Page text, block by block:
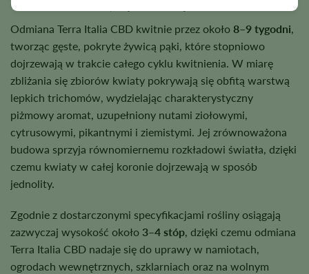
Okres kwitnienia, wysokość i plon
Odmiana Terra Italia CBD kwitnie przez około 8–9 tygodni
tworząc gęste, pokryte żywicą pąki, które stopniowo
dojrzewają w trakcie całego cyklu kwitnienia. W miarę
zbliżania się zbiorów kwiaty pokrywają się obfitą warstwą
lepkich trichomów, wydzielając charakterystyczny
piżmowy aromat, uzupełniony nutami ziołowymi,
cytrusowymi, pikantnymi i ziemistymi. Jej zrównoważona
budowa sprzyja równomiernemu rozkładowi światła, dzięki
czemu kwiaty w całej koronie dojrzewają w sposób
jednolity.
Zgodnie z dostarczonymi specyfikacjami rośliny osiągają
zazwyczaj wysokość około 3–4 stóp, dzięki czemu odmiana
Terra Italia CBD nadaje się do uprawy w namiotach,
ogrodach wewnętrznych, szklarniach oraz na wolnym